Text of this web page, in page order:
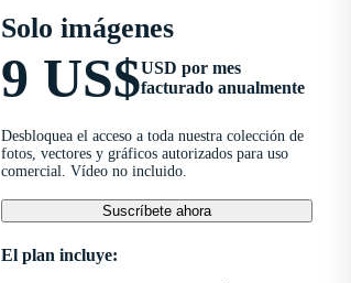
Solo imágenes
9 US$USD por mes
facturado anualmente
Desbloquea el acceso a toda nuestra colección de
fotos, vectores y gráficos autorizados para uso
comercial. Vídeo no incluido.
Suscríbete ahora
El plan incluye: